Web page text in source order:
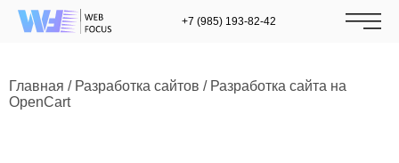
+7 (985) 193-82-42
Главная / Разработка сайтов / Разработка сайта на
OpenCart